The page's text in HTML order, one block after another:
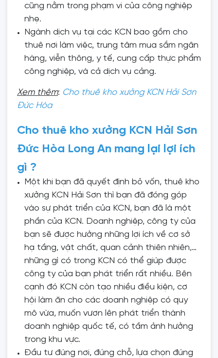
cũng nằm trong phạm vi của công nghiệp
nhẹ.
Ngành dịch vụ tại các KCN bao gồm cho
thuê nơi làm việc, trung tâm mua sắm ngân
hàng, viễn thông, y tế, cung cấp thực phẩm
công nghiệp, và cả dịch vụ cảng.
Xem thêm: Cho thuê kho xưởng KCN Hải Sơn
Đức Hòa
Cho thuê kho xưởng KCN Hải Sơn
Đức Hòa Long An mang lại lợi ích
gì ?
Một khi bạn đã quyết định bỏ vốn, thuê kho
xưởng KCN Hải Sơn thì bạn đã đóng góp
vào sự phát triển của KCN, bạn đã là một
phần của KCN. Doanh nghiệp, công ty của
bạn sẽ được hưởng những lợi ích về cơ sở
hạ tầng, vật chất, quan cảnh thiên nhiên,…
những gì có trong KCN có thể giúp được
công ty của bạn phát triển rất nhiều. Bên
cạnh đó KCN còn tạo nhiều điều kiện, cơ
hội làm ăn cho các doanh nghiệp có quy
mô vừa, muốn vươn lên phát triển thành
doanh nghiệp quốc tế, có tầm ảnh hưởng
trong khu vực.
Đầu tư đúng nơi, đúng chỗ, lựa chọn đúng